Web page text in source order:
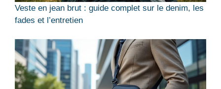
Veste en jean brut : guide complet sur le denim, les
fades et l’entretien